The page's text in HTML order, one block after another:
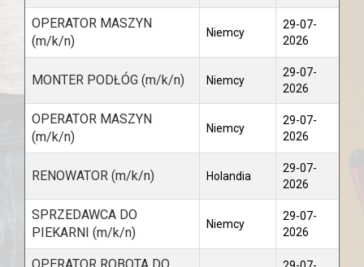
OPERATOR MASZYN
(m/k/n)
Niemcy
29-07-
2026
MONTER PODŁÓG (m/k/n) Niemcy
29-07-
2026
OPERATOR MASZYN
(m/k/n)
Niemcy
29-07-
2026
RENOWATOR (m/k/n) Holandia
29-07-
2026
SPRZEDAWCA DO
PIEKARNI (m/k/n)
Niemcy
29-07-
2026